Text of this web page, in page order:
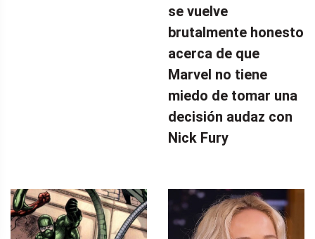
se vuelve
brutalmente honesto
acerca de que
Marvel no tiene
miedo de tomar una
decisión audaz con
Nick Fury